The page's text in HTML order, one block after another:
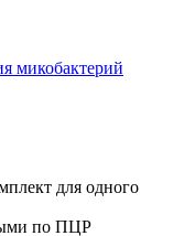
микобактерий